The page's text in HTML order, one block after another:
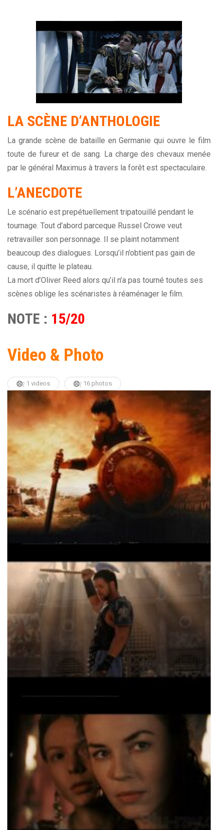
LA SCÈNE D’ANTHOLOGIE
La grande scène de bataille en Germanie qui ouvre le film
toute de fureur et de sang. La charge des chevaux menée
par le général Maximus à travers la forêt est spectaculaire.
L’ANECDOTE
Le scénario est prepétuellement tripatouillé pendant le
tournage. Tout d’abord parceque Russel Crowe veut
retravailler son personnage. Il se plaint notamment
beaucoup des dialogues. Lorsqu’il n’obtient pas gain de
cause, il quitte le plateau.
La mort d’Oliver Reed alors qu’il n’a pas tourné toutes ses
scènes oblige les scénaristes à réaménager le film.
NOTE : 15/20
Video & Photo
1 videos 16 photos